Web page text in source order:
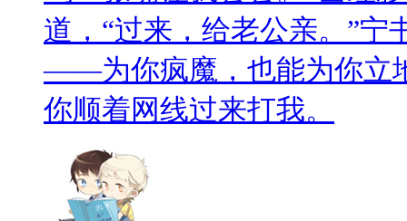
道，“过来，给老公亲。”
——为你疯魔，也能为你立
你顺着网线过来打我。